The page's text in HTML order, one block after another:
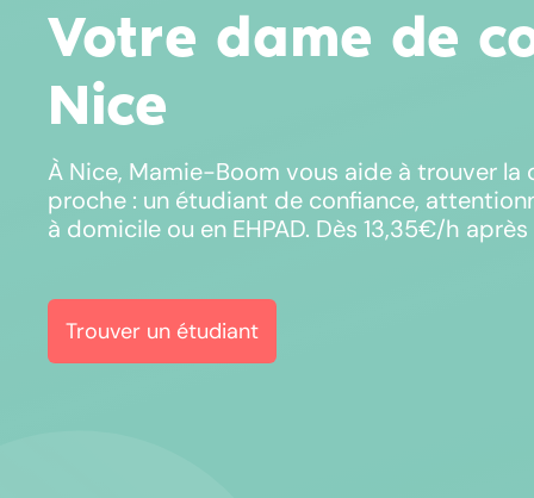
Votre dame de
Nice
À Nice, Mamie-Boom vous aide à trouver
proche : un étudiant de confiance,
à domicile ou en EHPAD. Dès 13,35€/h
Trouver un étudiant